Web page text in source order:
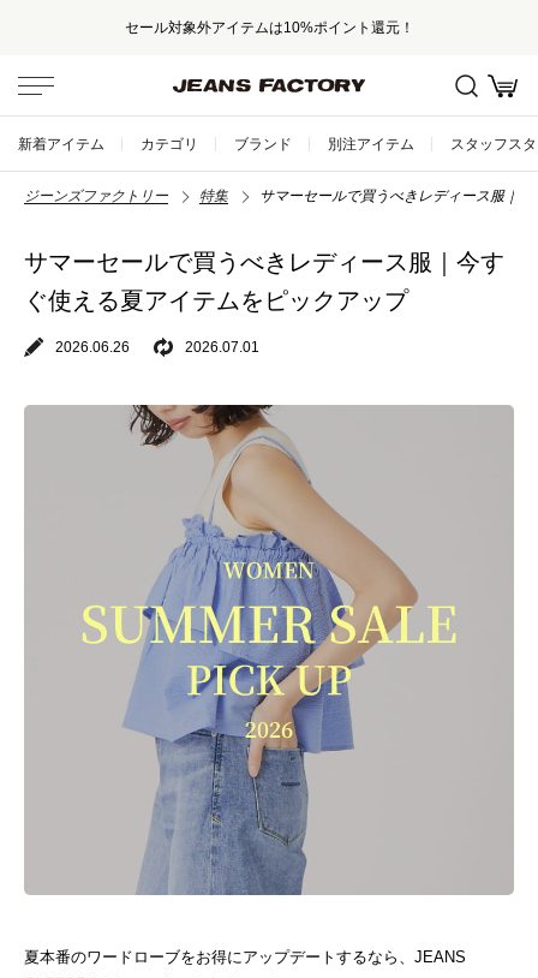
セール対象外アイテムは10%ポイント還元！
新着アイテム カテゴリ ブランド 別注アイテム スタッフス
ジーンズファクトリー 特集 サマーセールで買うべきレディース服｜
サマーセールで買うべきレディース服｜今す
ぐ使える夏アイテムをピックアップ
2026.06.26 2026.07.01
夏本番のワードローブをお得にアップデートするなら、JEANS